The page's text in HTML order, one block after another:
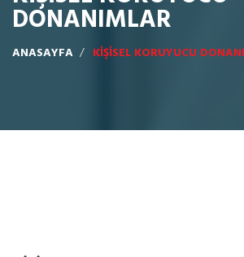
DONANIMLAR
ANASAYFA KİŞİSEL KORUYUCU